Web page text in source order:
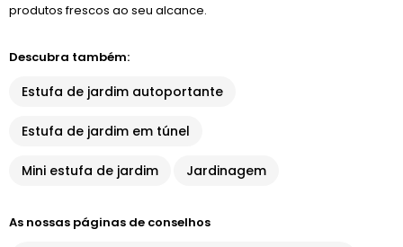
produtos frescos ao seu alcance.
Descubra também:
Estufa de jardim autoportante
Estufa de jardim em túnel
Mini estufa de jardim Jardinagem
As nossas páginas de conselhos